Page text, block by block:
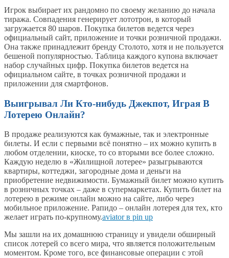
Игрок выбирает их рандомно по своему желанию до начала
тиража. Совпадения генерирует лототрон, в который
загружается 80 шаров. Покупка билетов ведется через
официальный сайт, приложение и точки розничной продажи.
Она также принадлежит бренду Столото, хотя и не пользуется
бешеной популярностью. Таблица каждого купона включает
набор случайных цифр. Покупка билетов ведется на
официальном сайте, в точках розничной продажи и
приложении для смартфонов.
Выигрывал Ли Кто-нибудь Джекпот, Играя В
Лотерею Онлайн?
В продаже реализуются как бумажные, так и электронные
билеты. И если с первыми всё понятно – их можно купить в
любом отделении, киоске, то со вторыми все более сложно.
Каждую неделю в «Жилищной лотерее» разыгрываются
квартиры, коттеджи, загородные дома и деньги на
приобретение недвижимости. Бумажный билет можно купить
в розничных точках – даже в супермаркетах. Купить билет на
лотерею в режиме онлайн можно на сайте, либо через
мобильное приложение. Рапидо – онлайн лотерея для тех, кто
желает играть по-крупному.aviator в pin up
Мы зашли на их домашнюю страницу и увидели обширный
список лотерей со всего мира, что является положительным
моментом. Кроме того, все финансовые операции с этой